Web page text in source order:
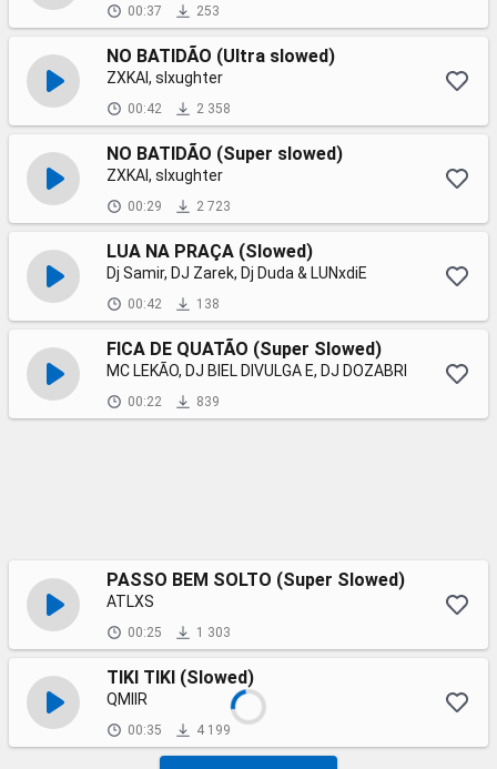
00:37 253
NO BATIDÃO (Ultra slowed)
ZXKAI, slxughter
00:42 2 358
NO BATIDÃO (Super slowed)
ZXKAI, slxughter
00:29 2 723
LUA NA PRAÇA (Slowed)
Dj Samir, DJ Zarek, Dj Duda & LUNxdiE
00:42 138
FICA DE QUATÃO (Super Slowed)
MC LEKÃO, DJ BIEL DIVULGA E, DJ DOZABRI
00:22 839
PASSO BEM SOLTO (Super Slowed)
ATLXS
00:25 1 303
TIKI TIKI (Slowed)
QMIIR
00:35 4 199